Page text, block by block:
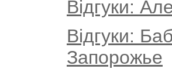
Відгуки:
Відгуки:
Запорожье